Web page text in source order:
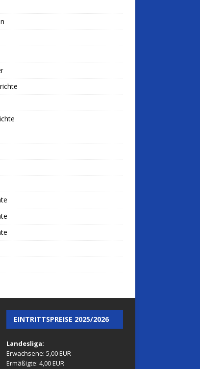
EINTRITTSPREISE 2025/2026
Landesliga:
Erwachsene: 5,00 EUR
Ermäßigte: 4,00 EUR